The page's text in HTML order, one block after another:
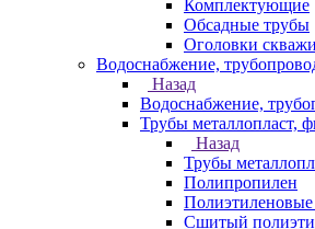
Комплектующие
Обсадные трубы
Оголовки
Водоснабжение,
Назад
Водоснабжение,
Трубы металлопласт,
Назад
Трубы
Полипропилен
Сшитый